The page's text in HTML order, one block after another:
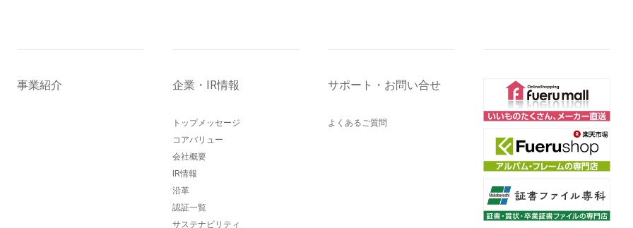
事業紹介 企業・IR情報
トップメッセージ
コアバリュー
会社概要
IR情報
沿革
認証一覧
サステナビリティ
サポート・お問い合せ
よくあるご質問